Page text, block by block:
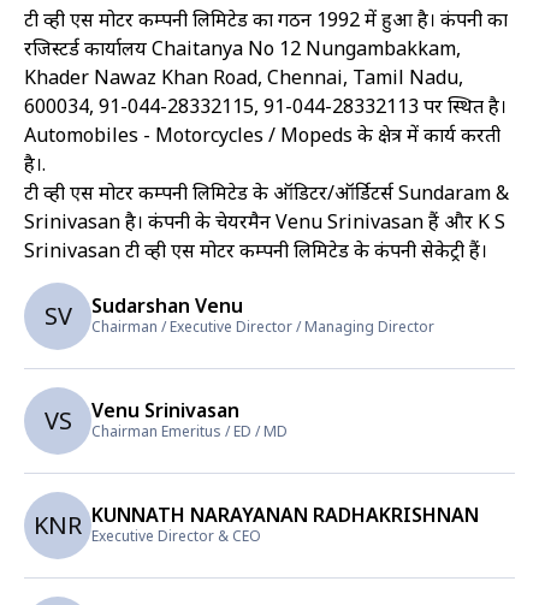
टी व्ही एस मोटर कम्पनी लिमिटेड का गठन 1992 में हुआ है। कंपनी का
रजिस्टर्ड कार्यालय Chaitanya No 12 Nungambakkam,
Khader Nawaz Khan Road, Chennai, Tamil Nadu,
600034, 91-044-28332115, 91-044-28332113 पर स्थित है।
Automobiles - Motorcycles / Mopeds के क्षेत्र में कार्य करती
है।.
टी व्ही एस मोटर कम्पनी लिमिटेड के ऑडिटर/ऑर्डिटर्स Sundaram &
Srinivasan है। कंपनी के चेयरमैन Venu Srinivasan हैं और K S
Srinivasan टी व्ही एस मोटर कम्पनी लिमिटेड के कंपनी सेकेट्री हैं।
SV Sudarshan Venu
Chairman / Executive Director / Managing Director
VS Venu Srinivasan
Chairman Emeritus / ED / MD
KNR KUNNATH NARAYANAN RADHAKRISHNAN
Executive Director & CEO